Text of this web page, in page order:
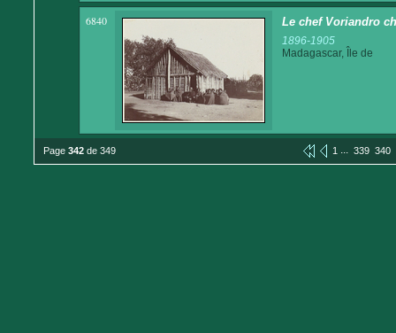
6840 Le chef Voriandro
1896-1905
Madagascar, Île de
Page 342 de 349 1 ... 339 340